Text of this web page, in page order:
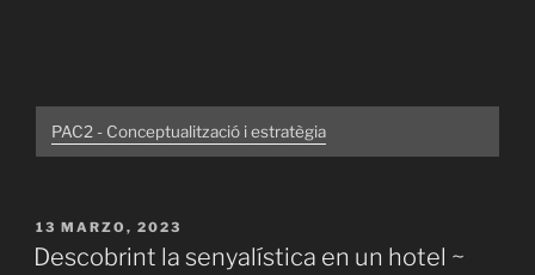
PAC2 - Conceptualització i estratègia
PUBLICADO
EL
13 MARZO, 2023
Descobrint la senyalística en un hotel ~